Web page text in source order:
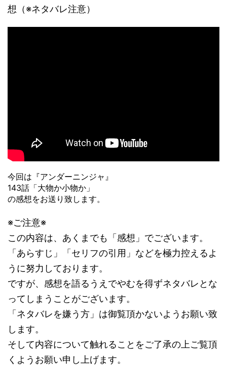
想（※ネタバレ注意）
今回は『アンダーニンジャ』
143話「大物か小物か」
の感想をお送り致します。
※ご注意※
この内容は、あくまでも「感想」でございます。
「あらすじ」「セリフの引用」などを極力控えるよ
うに努力しております。
ですが、感想を語るうえでやむを得ずネタバレとな
ってしまうことがございます。
「ネタバレを嫌う方」は御覧頂かないようお願い致
します。
そして内容について触れることをご了承の上ご覧頂
くようお願い申し上げます。